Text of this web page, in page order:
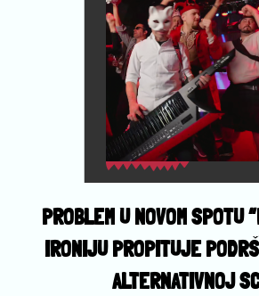
PROBLEM U NOVOM SPOTU
IRONIJU PROPITUJE
ALTERNATIVNOJ